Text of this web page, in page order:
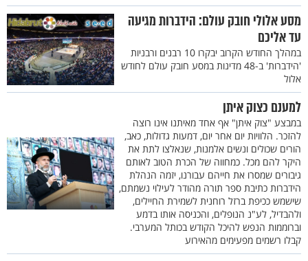
מסע אלולי חובק עולם: הידברות מגיעה
עד אליכם
במהלך החודש הקרוב יבקרו 10 רבנים ורבניות
'הידברות' ב-48 מדינות במסע חובק עולם לחודש
אלול
למענם כצוק איתן
במבצע "צוק איתן" אף אחד מאיתנו אינו רוצה
להזכר. הלוויות יום אחר יום, דמעות גדולות, כאב,
הורים שכולים ונשים אלמנות, שנאלצו לתת את
היקר להם מכל. כמחווה של הכרת הטוב לאותם
גיבורים שמסרו את חייהם עבורנו, יזמה הנהלת
הידברות כתיבת ספר תורה מהודר לעילוי נשמתם,
שישמש ככיפת ברזל רוחנית לשמירת החיילים,
ולהבדיל, לע"נ הנופלים, והכניסה אותו בדמע
וברוממות הנפש להיכל הקודש בכותל המערבי.
קבלו רשמים מפעימים מהאירוע